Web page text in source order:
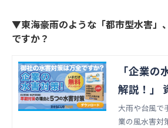
合わせ、対象
▼東海豪雨のような「都市型水害」
ですか？
「企業の
解説！」
ド
大雨や台風で
業の風水害対